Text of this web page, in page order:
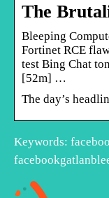
The
Bleeping
Fortinet RCE
test Bing Chat
[52m] …
The day’s
Keywords: